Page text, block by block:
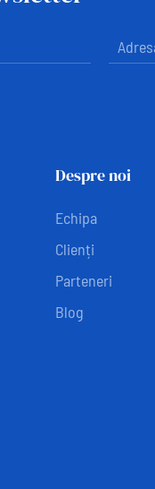
Despre noi
Echipa
Clienți
Parteneri
Blog